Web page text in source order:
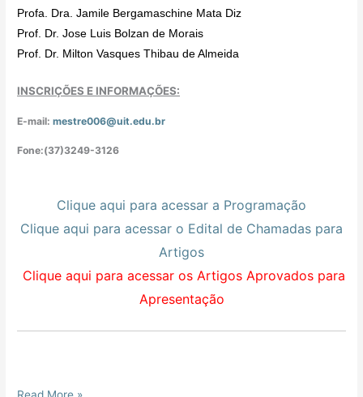
Profa. Dra. Jamile Bergamaschine Mata Diz
Prof. Dr. Jose Luis Bolzan de Morais
Prof. Dr. Milton Vasques Thibau de Almeida
INSCRIÇÕES E INFORMAÇÕES:
E-mail:mestre006@uit.edu.br
Fone:(37)3249-3126
Clique aqui para acessar a Programação
Clique aqui para acessar o Edital de Chamadas para
Artigos
Clique aqui para acessar os Artigos Aprovados para
Apresentação